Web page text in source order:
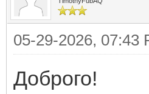
05-29-2026, 07:43
Доброго!